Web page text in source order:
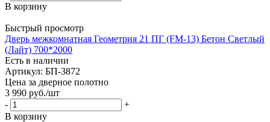
В корзину
Быстрый просмотр
Дверь межкомнатная Геометрия 21 ПГ (FM-13) Бетон Светлый
(Лайт) 700*2000
Есть в наличии
Артикул: БП-3872
Цена за дверное полотно
3 990 руб./шт
-
+
В корзину